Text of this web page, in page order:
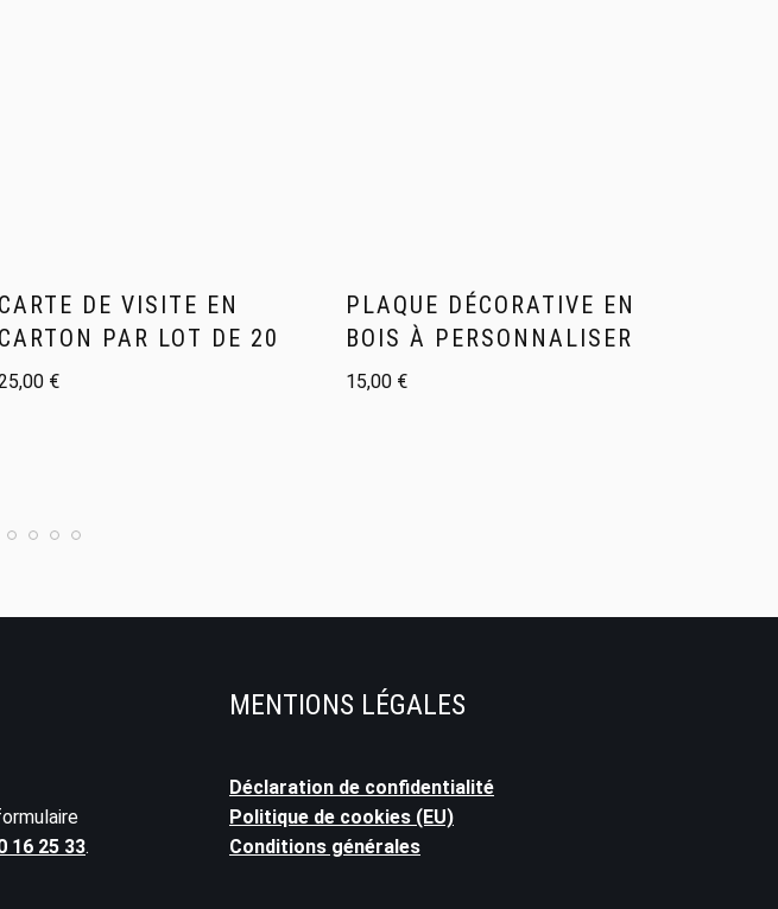
CARTE DE VISITE EN
CARTON PAR LOT DE 20
€
PLAQUE DÉCORATIVE EN
BOIS À PERSONNALISER
15,00 €
16 25 33.
MENTIONS LÉGALES
Déclaration de confidentialité
Politique de cookies (EU)
Conditions générales